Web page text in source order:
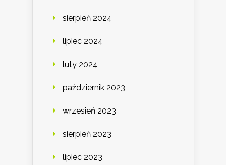
sierpień 2024
lipiec 2024
luty 2024
październik 2023
wrzesień 2023
sierpień 2023
lipiec 2023